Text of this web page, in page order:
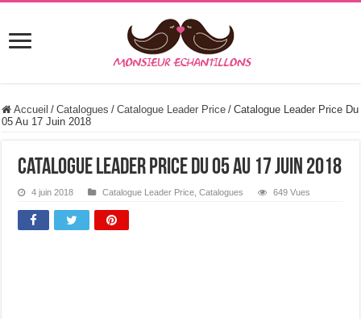
Accueil / Catalogues / Catalogue Leader Price / Catalogue Leader Price Du
05 Au 17 Juin 2018
Catalogue Leader Price Du 05 Au 17 Juin 2018
4 juin 2018 Catalogue Leader Price ,Catalogues 649 Vues